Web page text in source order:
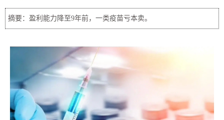
摘要：盈利能力降至9年前，一类疫苗亏本卖。